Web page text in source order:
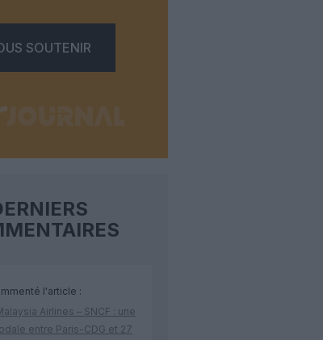
SOUTENIR
l'article :
Airlines – SNCF : une
entre Paris-CDG et 27